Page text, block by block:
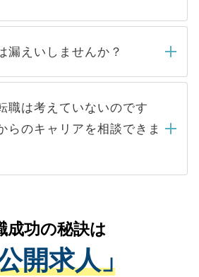
よって、一般には公開してい
避けるため 人気のある医療機
しまうと、応募が殺到する場
が求める条件に合った人材の
会社に依頼するケースが増え
強要することは一切ありませ
に応募先から内定をいただい
必要はありません。内定先へ
はキャリアパートナーが行い
漏えいしませんか？
えいすることはありませんの
ださい。当サイトからの登録
たご登録者様の個人情報は、
リアアップおよび転職活動の
使用いたします。お預かりし
の個人データはご本人の許可
の取り扱いについての厳密な
たした事業者のみに付与され
シーマークを取得済みです。
職は考えていないのです
らのキャリアを相談できま
現在の医療機関の状況や紹介
ながら、適切なアドバイスを
きます。すぐにご転職をされ
長期的なサポートが可能です
成功の秘訣は
開求人」